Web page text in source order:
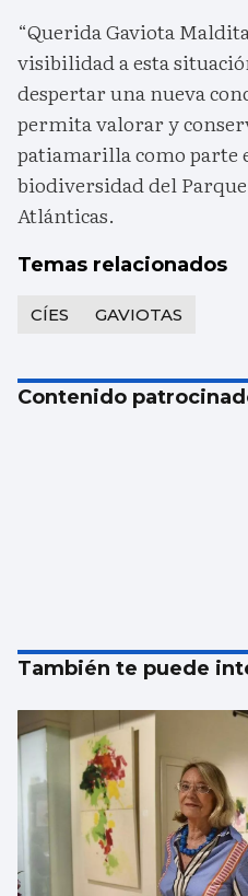
“Querida Gaviota
visibilidad a esta
despertar una nueva
permita valorar y
patiamarilla como parte
biodiversidad del
Atlánticas.
Temas relacionados
CÍES GAVIOTAS
Contenido
También te puede